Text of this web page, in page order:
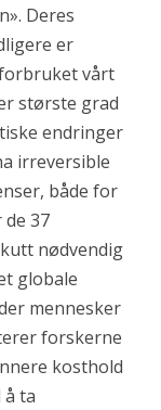
Deres
er
vårt
største grad
endringer
irreversible
både for
37
nødvendig
globale
mennesker
forskerne
kosthold
ta